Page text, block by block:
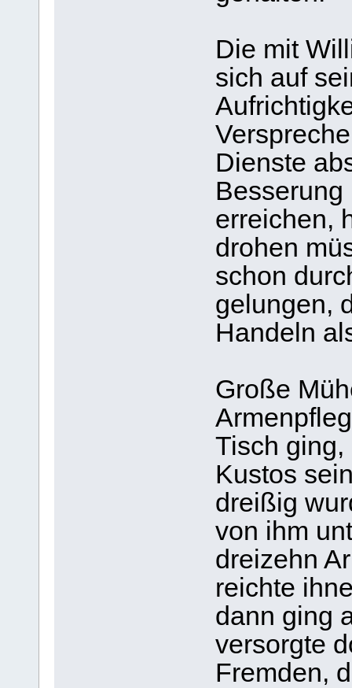
Die mit
sich auf
Dienste
erreichen,
drohen
schon
gelungen,
Handeln
Große
Tisch
Kustos
dreißig
von ihm
dreizehn
reichte
dann ging
versorgte
Fremden,